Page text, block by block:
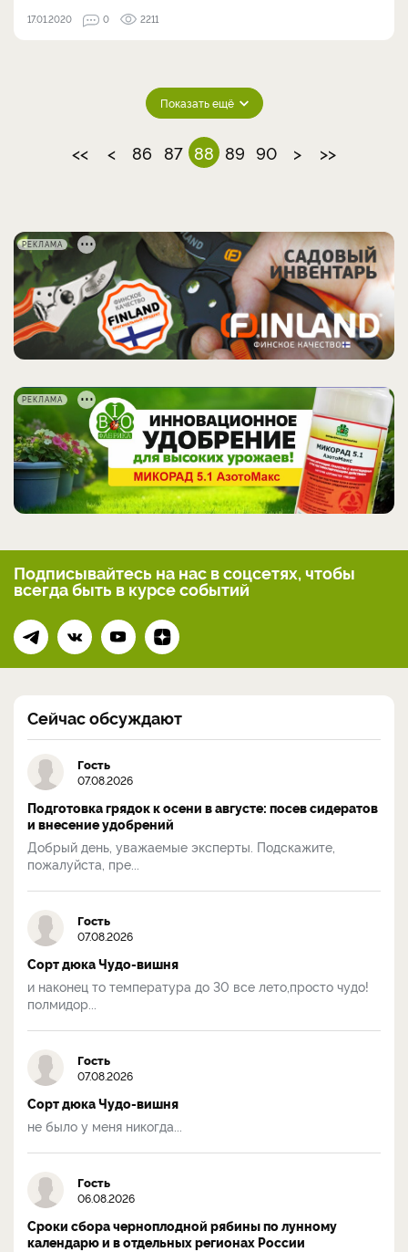
17.01.2020 0 2211
Показать ещё
<< < 86 87 88 89 90 > >>
РЕКЛАМА
РЕКЛАМА
Подписывайтесь на нас в соцсетях, чтобы
всегдабыть в курсе событий
Сейчас обсуждают
Гость
07.08.2026
Подготовка грядок к осени в августе: посев сидератов
и внесение удобрений
Добрый день, уважаемые эксперты. Подскажите,
пожалуйста, пре...
Гость
07.08.2026
Сорт дюка Чудо-вишня
и наконец то температура до 30 все лето,просто чудо!
полмидор...
Гость
07.08.2026
Сорт дюка Чудо-вишня
не было у меня никогда...
Гость
06.08.2026
Сроки сбора черноплодной рябины по лунному
календарю и в отдельных регионах России